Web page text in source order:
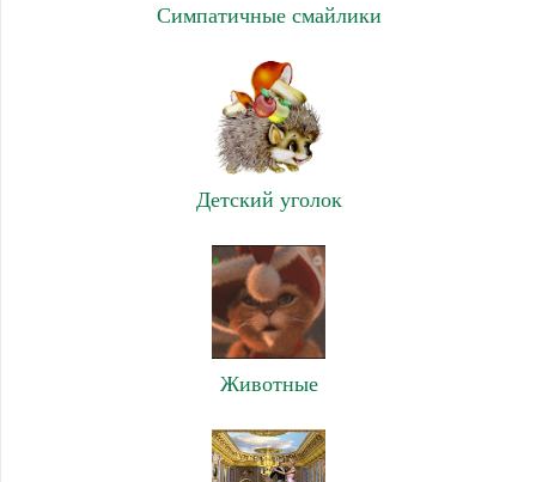
Симпатичные смайлики
Детский уголок
Животные